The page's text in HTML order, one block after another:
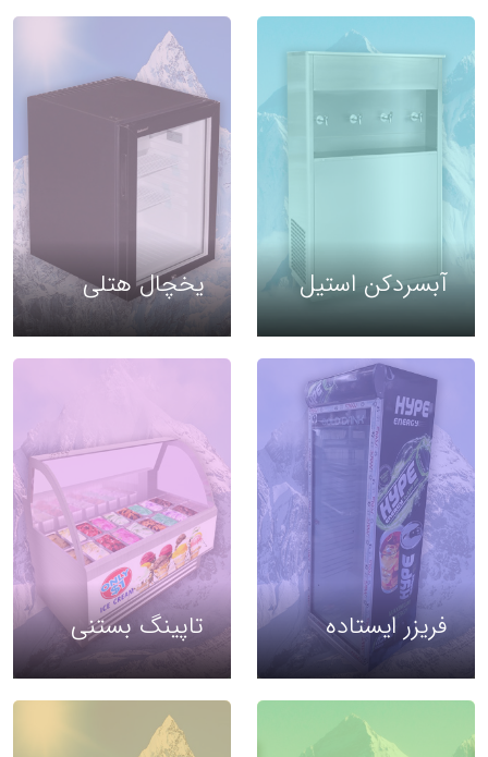
آبسردکن استیل یخچال هتلی
فریزر ایستاده تاپینگ بستنی